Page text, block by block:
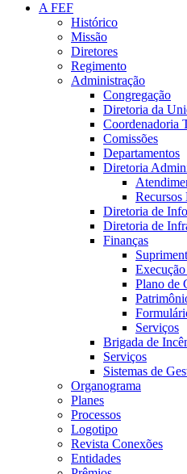
A FEF
Histórico
Missão
Diretores
Regimento
Administração
Congregação
Diretoria da
Coordenadoria
Comissões
Departamentos
Diretoria
Recursos
Diretoria de
Diretoria de
Finanças
Plano de
Serviços
Brigada de
Serviços
Sistemas de
Organograma
Planes
Processos
Logotipo
Revista Conexões
Entidades